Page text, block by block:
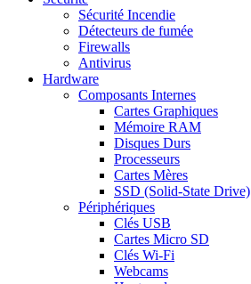
Sécurité Incendie
Détecteurs de fumée
Firewalls
Antivirus
Hardware
Composants Internes
Cartes Graphiques
Mémoire RAM
Disques Durs
Processeurs
Cartes Mères
SSD (Solid-State Drive)
Périphériques
Clés USB
Cartes Micro SD
Clés Wi-Fi
Webcams